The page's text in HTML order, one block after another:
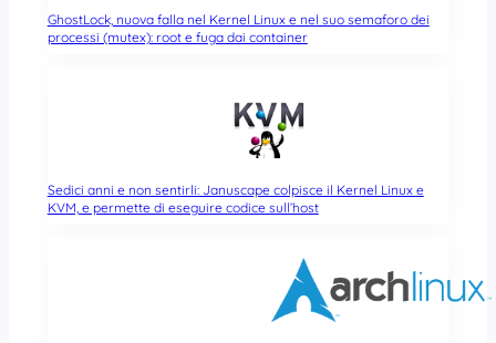
GhostLock, nuova falla nel Kernel Linux e nel suo semaforo dei
processi (mutex): root e fuga dai container
Sedici anni e non sentirli: Januscape colpisce il Kernel Linux e
KVM, e permette di eseguire codice sull’host